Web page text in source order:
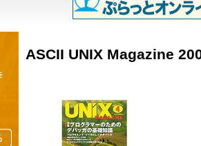
ASCII UNIX Magazine